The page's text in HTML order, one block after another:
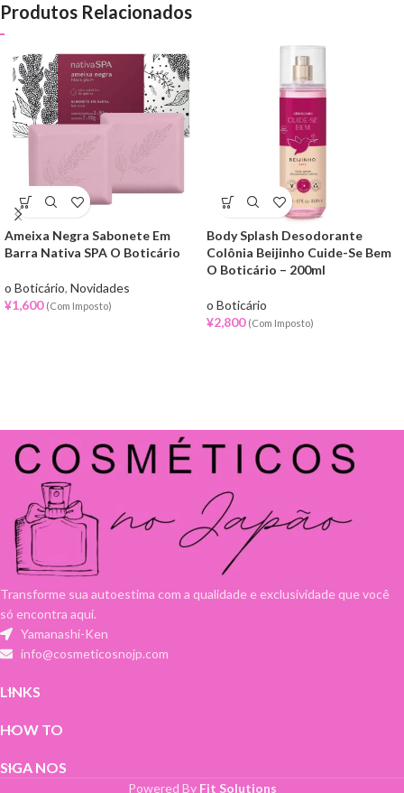
Produtos Relacionados
Ameixa Negra Sabonete Em
Barra Nativa SPA O Boticário
o Boticário, Novidades
¥1,600 (Com Imposto)
Body Splash Desodorante
Colônia Beijinho Cuide-Se Bem
O Boticário – 200ml
o Boticário
¥2,800 (Com Imposto)
Transforme sua autoestima com a qualidade e exclusividade que você
só encontra aqui.
Yamanashi-Ken
info@cosmeticosnojp.com
LINKS
HOW TO
SIGA NOS
Powered By Fit Solutions